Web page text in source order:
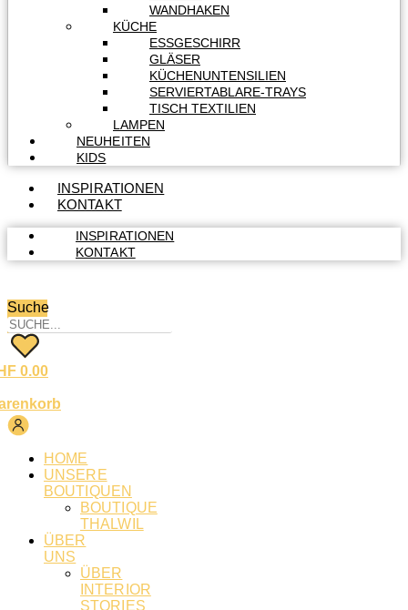
WANDHAKEN
KÜCHE
ESSGESCHIRR
GLÄSER
KÜCHENUNTENSILIEN
SERVIERTABLARE-TRAYS
TISCH TEXTILIEN
LAMPEN
NEUHEITEN
KIDS
INSPIRATIONEN
KONTAKT
INSPIRATIONEN
KONTAKT
Suche
0.00
HOME
UNSERE
BOUTIQUEN
BOUTIQUE
THALWIL
ÜBER
UNS
ÜBER
INTERIOR
STORIES